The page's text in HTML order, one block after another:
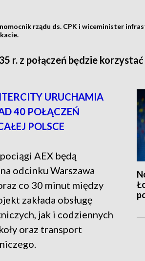
rządu ds. CPK i wiceminister
r. z połączeń będzie
URUCHAMIA
40 POŁĄCZEŃ
POLSCE
AEX będą
odcinku Warszawa
co 30 minut między
zakłada obsługę
jak i codziennych
oraz transport